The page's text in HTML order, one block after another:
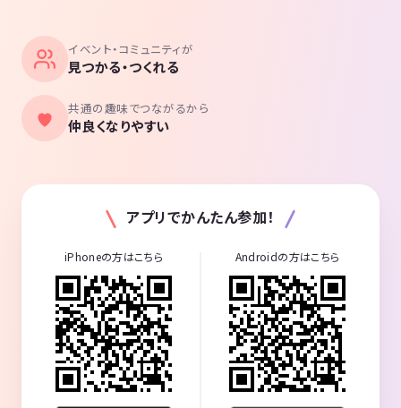
イベント・コミュニティが
見つかる・つくれる
共通の趣味でつながるから
仲良くなりやすい
アプリでかんたん参加！
iPhoneの方はこちら Androidの方はこちら